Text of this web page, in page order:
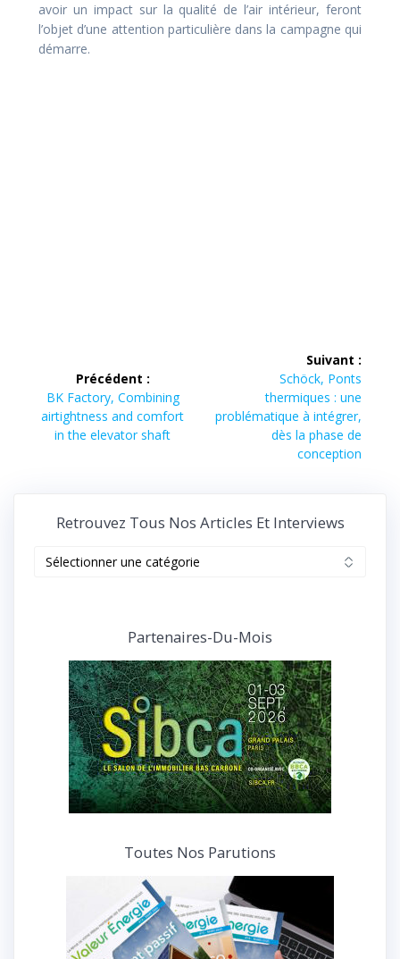
avoir un impact sur la qualité de l’air intérieur, feront
l’objet d’une attention particulière dans la campagne qui
démarre.
de
l’article
Précédent :
Article
précédent :
BK Factory, Combining
airtightness and comfort
in the elevator shaft
Suivant :
Article
suivant :
Schöck, Ponts
thermiques : une
problématique à intégrer,
dès la phase de
conception
Retrouvez Tous Nos Articles Et Interviews
interviews
Partenaires-Du-Mois
Toutes Nos Parutions